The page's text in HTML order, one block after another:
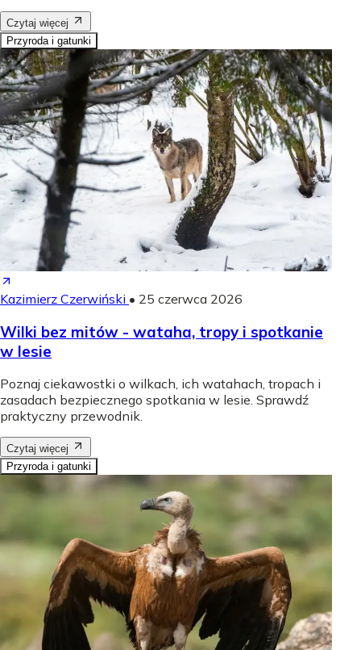
Czytaj więcej
Przyroda i gatunki
Kazimierz Czerwiński • 25 czerwca 2026
Wilki bez mitów - wataha, tropy i spotkanie
w lesie
Poznaj ciekawostki o wilkach, ich watahach, tropach i
zasadach bezpiecznego spotkania w lesie. Sprawdź
praktyczny przewodnik.
Czytaj więcej
Przyroda i gatunki